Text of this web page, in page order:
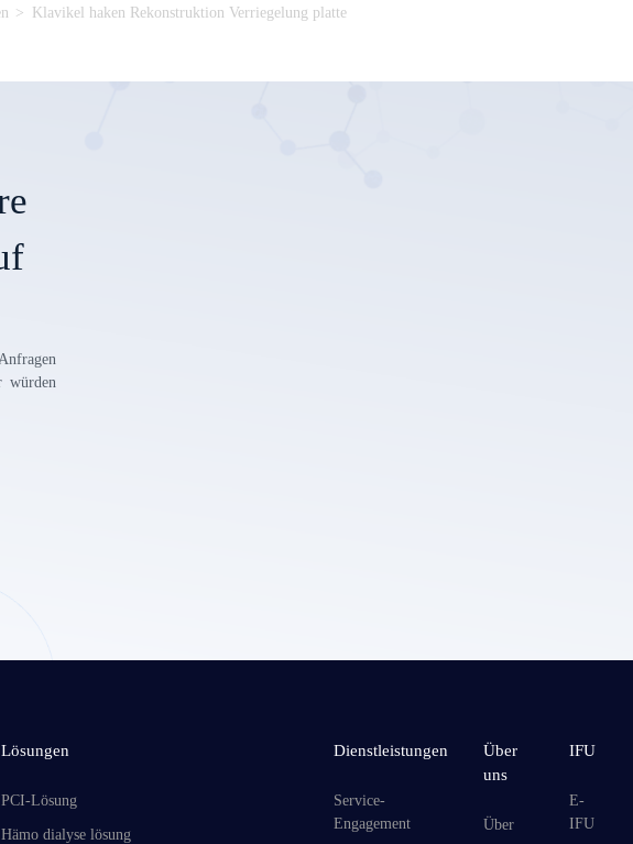
> Klavikel haken Rekonstruktion Verriegelung platte
würden
Lösungen
PCI-Lösung
Hämo dialyse lösung
Dienstleistungen
Service-
Engagement
Über
uns
Über
IFU
E-
IFU